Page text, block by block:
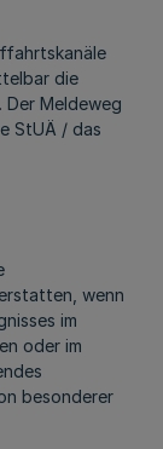
die
Der Meldeweg
StUÄ / das
wenn
im
oder im
besonderer